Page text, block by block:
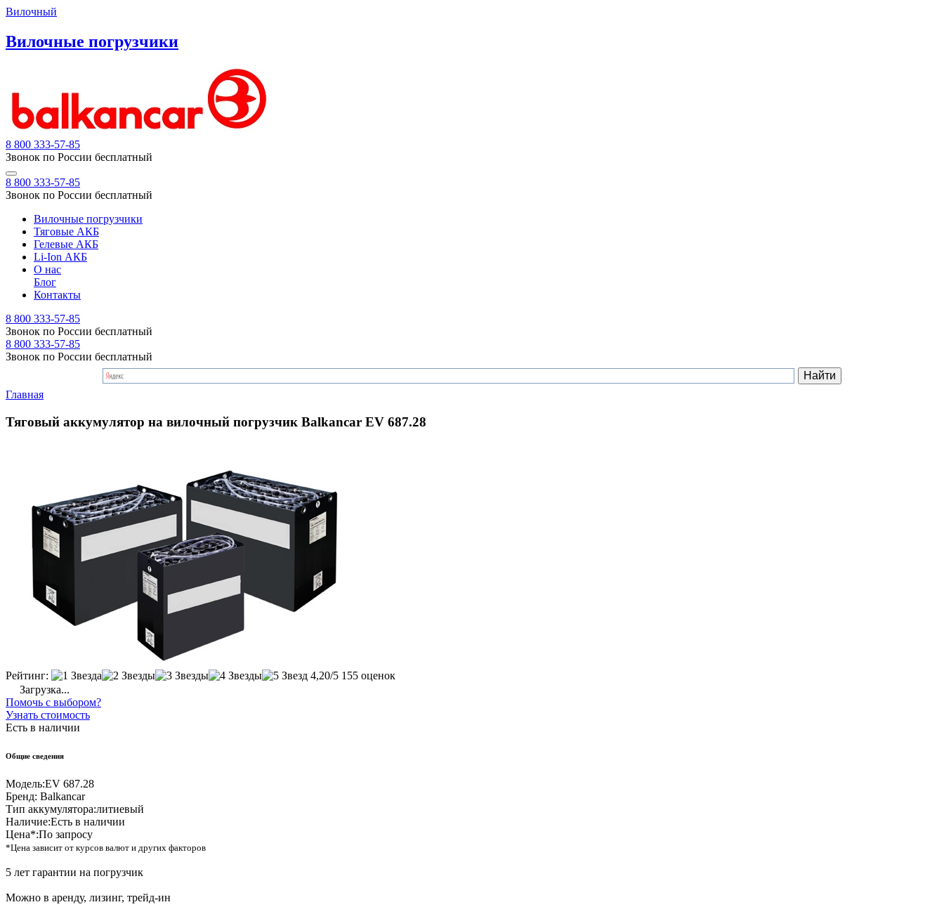
Вилочный
Вилочные погрузчики
8 800 333-57-85
Звонок по России бесплатный
8 800 333-57-85
Звонок по России бесплатный
Вилочные погрузчики
Тяговые АКБ
Гелевые АКБ
Li-Ion АКБ
О нас
Блог
Контакты
8 800 333-57-85
Звонок по России бесплатный
8 800 333-57-85
Звонок по России бесплатный
Главная
Тяговый аккумулятор на вилочный погрузчик Balkancar EV 687.28
Рейтинг: 4,20/5 155 оценок
Загрузка...
Помочь с выбором?
Узнать стоимость
Есть в наличии
Общие сведения
Модель:EV 687.28
Бренд: Balkancar
Тип аккумулятора:литиевый
Наличие:Есть в наличии
Цена*:По запросу
*Цена зависит от курсов валют и других факторов
5 лет гарантии на погрузчик
Можно в аренду, лизинг, трейд-ин